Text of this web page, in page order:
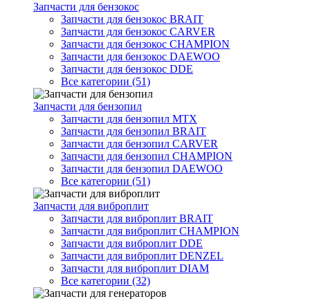
Запчасти для бензокос
Запчасти для бензокос BRAIT
Запчасти для бензокос CARVER
Запчасти для бензокос CHAMPION
Запчасти для бензокос DAEWOO
Запчасти для бензокос DDE
Все категории (51)
Запчасти для бензопил
Запчасти для бензопил MTX
Запчасти для бензопил BRAIT
Запчасти для бензопил CARVER
Запчасти для бензопил CHAMPION
Запчасти для бензопил DAEWOO
Все категории (51)
Запчасти для виброплит
Запчасти для виброплит BRAIT
Запчасти для виброплит CHAMPION
Запчасти для виброплит DDE
Запчасти для виброплит DENZEL
Запчасти для виброплит DIAM
Все категории (32)